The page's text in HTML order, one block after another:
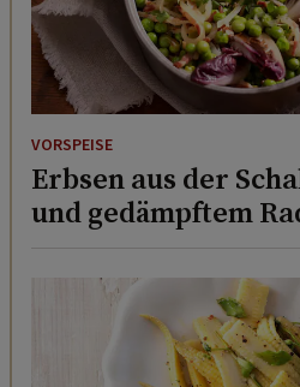
VORSPEISE
Erbsen aus der
und gedämpftem